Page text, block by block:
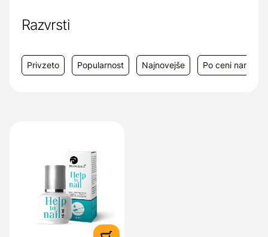
Attemsov trg 9B, Gornji Grad, 3342 Gornji
Grad, e-mail: info@bitax.si
Razvrsti
Privzeto Popularnost Najnovejše Po ceni